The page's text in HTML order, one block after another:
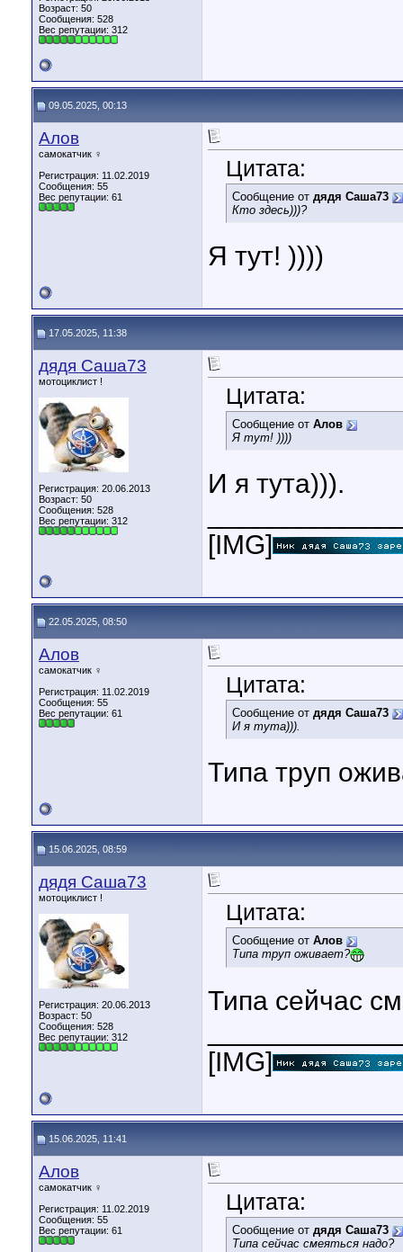
Возраст: 50
Сообщения: 528
Вес репутации: 312
09.05.2025, 00:13
Алов
самокатчик ♀
Регистрация: 11.02.2019
Сообщения: 55
Вес репутации: 61
Цитата:
Сообщение от дядя Саша73
Кто здесь)))?
Я тут! ))))
17.05.2025, 11:38
дядя Саша73
мотоциклист !
Регистрация: 20.06.2013
Возраст: 50
Сообщения: 528
Вес репутации: 312
Цитата:
Сообщение от Алов
Я тут! ))))
И я тута))).
[IMG]
22.05.2025, 08:50
Алов
самокатчик ♀
Регистрация: 11.02.2019
Сообщения: 55
Вес репутации: 61
Цитата:
Сообщение от дядя Саша73
И я тута))).
Типа труп
15.06.2025, 08:59
дядя Саша73
мотоциклист !
Регистрация: 20.06.2013
Возраст: 50
Сообщения: 528
Вес репутации: 312
Цитата:
Сообщение от Алов
Типа труп оживает?
Типа сейчас
[IMG]
15.06.2025, 11:41
Алов
самокатчик ♀
Регистрация: 11.02.2019
Сообщения: 55
Вес репутации: 61
Цитата:
Сообщение от дядя Саша73
Типа сейчас смеяться надо?